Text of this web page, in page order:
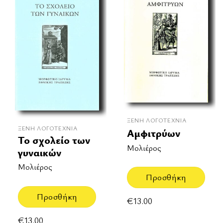
ΞΈΝΗ ΛΟΓΟΤΕΧΝΊΑ
Το σχολείο των
γυναικών
Μολιέρος
Προσθήκη
€13.00
ΞΈΝΗ ΛΟΓΟΤΕΧΝΊΑ
Αμφιτρύων
Μολιέρος
Προσθήκη
€13.00